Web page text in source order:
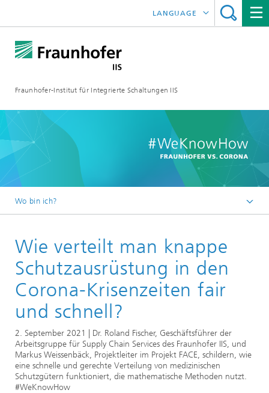
Fraunhofer-Institut für Integrierte Schaltungen IIS
LANGUAGE
中文
한국어
Wo bin ich?
Online-Magazin
Serien
Wie verteilt man knappe
Schutzausrüstung in den
Corona-Krisenzeiten fair
und schnell?
2. September 2021 | Dr. Roland Fischer, Geschäftsführer der
Arbeitsgruppe für Supply Chain Services des Fraunhofer IIS, und
Markus Weissenbäck, Projektleiter im Projekt FACE, schildern, wie
eine schnelle und gerechte Verteilung von medizinischen
Schutzgütern funktioniert, die mathematische Methoden nutzt.
#WeKnowHow